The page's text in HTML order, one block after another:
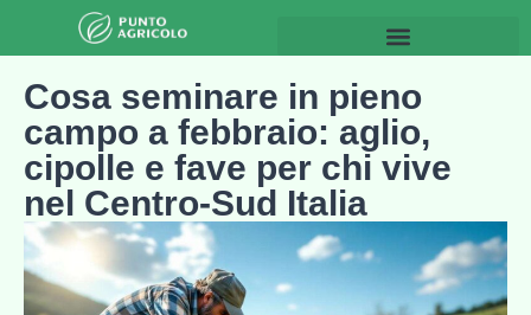
Cosa seminare in pieno
campo a febbraio: aglio,
cipolle e fave per chi vive
nel Centro-Sud Italia